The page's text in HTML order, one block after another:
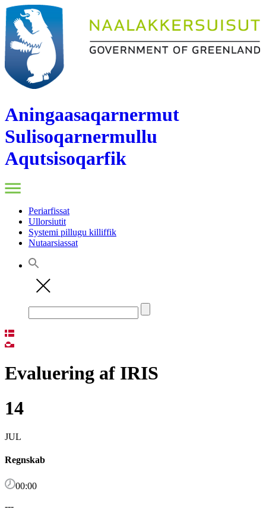
Aningaasaqarnermut
Sulisoqarnermullu
Aqutsisoqarfik
Periarfissat
Ullorsiutit
Systemi pillugu killiffik
Nutaarsiassat
Evaluering af IRIS
14
JUL
Regnskab
00:00
---